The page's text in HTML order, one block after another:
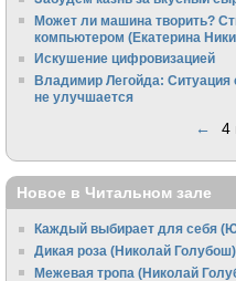
Может ли машина творить?
компьютером (Екатерина
Искушение цифровизацией
Владимир Легойда: Ситуация
не улучшается
← 4
Новое в Читальном зале
Каждый выбирает для себя
Дикая роза (Николай Голубош)
Межевая тропа (Николай